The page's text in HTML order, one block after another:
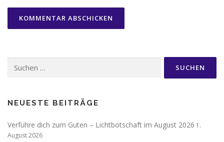
nach:
NEUESTE BEITRÄGE
Verführe dich zum Guten – Lichtbotschaft im August 2026 1.
August 2026